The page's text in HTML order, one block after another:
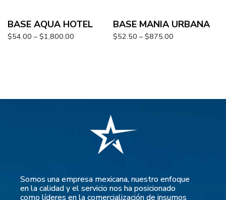
BASE AQUA HOTEL
$54.00 – $1,800.00
BASE MANIA URBANA
$52.50 – $875.00
Somos una empresa mexicana, nuestro enfoque
en la calidad y el servicio nos ha posicionado
como líderes en la comercialización de insumos